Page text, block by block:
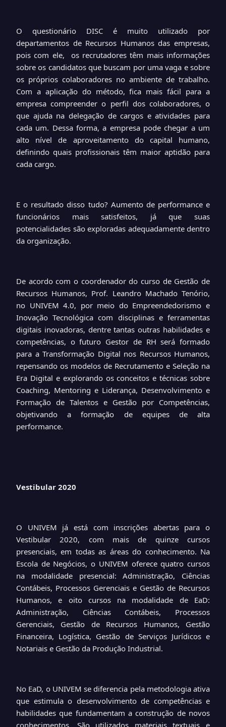
O questionário DISC é muito utilizado por
departamentos de Recursos Humanos das empresas,
pois com ele, os recrutadores têm mais informações
sobre os candidatos que buscam por uma vaga e sobre
os próprios colaboradores no ambiente de trabalho.
Com a aplicação do método, fica mais fácil para a
empresa compreender o perfil dos colaboradores, o
que ajuda na delegação de cargos e atividades para
cada um. Dessa forma, a empresa pode chegar a um
alto nível de aproveitamento do capital humano,
definindo quais profissionais têm maior aptidão para
cada cargo.
E o resultado disso tudo? Aumento de performance e
funcionários mais satisfeitos, já que suas
potencialidades são exploradas adequadamente dentro
da organização.
De acordo com o coordenador do curso de Gestão de
Recursos Humanos, Prof. Leandro Machado Tenório,
no UNIVEM 4.0, por meio do Empreendedorismo e
Inovação Tecnológica com disciplinas e ferramentas
digitais inovadoras, dentre tantas outras habilidades e
competências, o futuro Gestor de RH será formado
para a Transformação Digital nos Recursos Humanos,
repensando os modelos de Recrutamento e Seleção na
Era Digital e explorando os conceitos e técnicas sobre
Coaching, Mentoring e Liderança, Desenvolvimento e
Formação de Talentos e Gestão por Competências,
objetivando a formação de equipes de alta
performance.
Vestibular 2020
O UNIVEM já está com inscrições abertas para o
Vestibular 2020, com mais de quinze cursos
presenciais, em todas as áreas do conhecimento. Na
Escola de Negócios, o UNIVEM oferece quatro cursos
na modalidade presencial: Administração, Ciências
Contábeis, Processos Gerenciais e Gestão de Recursos
Humanos, e oito cursos na modalidade de EaD:
Administração, Ciências Contábeis, Processos
Gerenciais, Gestão de Recursos Humanos, Gestão
Financeira, Logística, Gestão de Serviços Jurídicos e
Notariais e Gestão da Produção Industrial.
No EaD, o UNIVEM se diferencia pela metodologia ativa
que estimula o desenvolvimento de competências e
habilidades que fundamentam a construção de novos
conhecimentos. São utilizados materiais textuais e